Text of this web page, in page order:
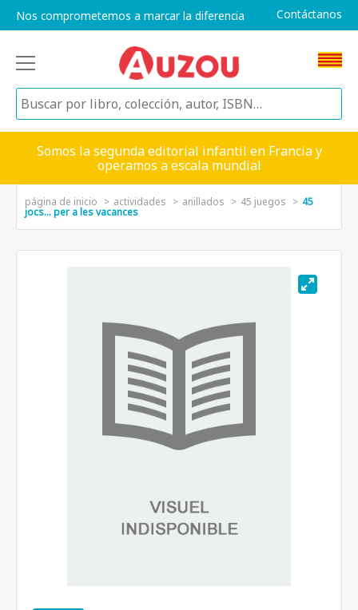
Nos comprometemos a marcar la diferencia Contáctanos
Somos la segunda editorial infantil en Francia y
operamos a escala mundial
página de inicio actividades anillados 45 juegos 45
jocs... per a les vacances